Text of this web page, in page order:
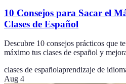
10 Consejos para Sacar el
Clases de Español
Descubre 10 consejos prácticos que
máximo tus clases de español y
clases de españolaprendizaje de
Aug 4